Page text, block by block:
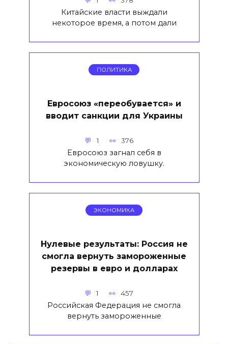
Китайские власти выждали
некоторое время, а потом дали
ПОЛИТИКА
Евросоюз «переобувается» и
вводит санкции для Украины
1 376
Евросоюз загнал себя в
экономическую ловушку.
ЭКОНОМИКА
Нулевые результаты: Россия не
смогла вернуть замороженные
резервы в евро и долларах
1 457
Российская Федерация не смогла
вернуть замороженные